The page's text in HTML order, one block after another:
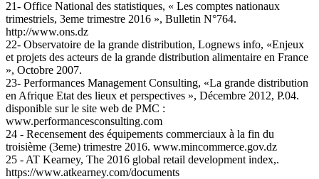
21- Office National des statistiques, « Les comptes nationaux
trimestriels, 3eme trimestre 2016 », Bulletin N°764.
http://www.ons.dz
22- Observatoire de la grande distribution, Lognews info, «Enjeux
et projets des acteurs de la grande distribution alimentaire en France
», Octobre 2007.
23- Performances Management Consulting, «La grande distribution
en Afrique Etat des lieux et perspectives », Décembre 2012, P.04.
disponible sur le site web de PMC :
www.performancesconsulting.com
24 - Recensement des équipements commerciaux à la fin du
troisième (3eme) trimestre 2016. www.mincommerce.gov.dz
25 - AT Kearney, The 2016 global retail development index,.
https://www.atkearney.com/documents